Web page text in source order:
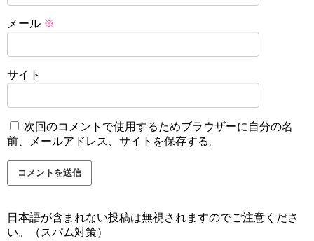
メール ※
サイト
次回のコメントで使用するためブラウザーに自分の名
前、メールアドレス、サイトを保存する。
日本語が含まれない投稿は無視されますのでご注意くださ
い。（スパム対策）